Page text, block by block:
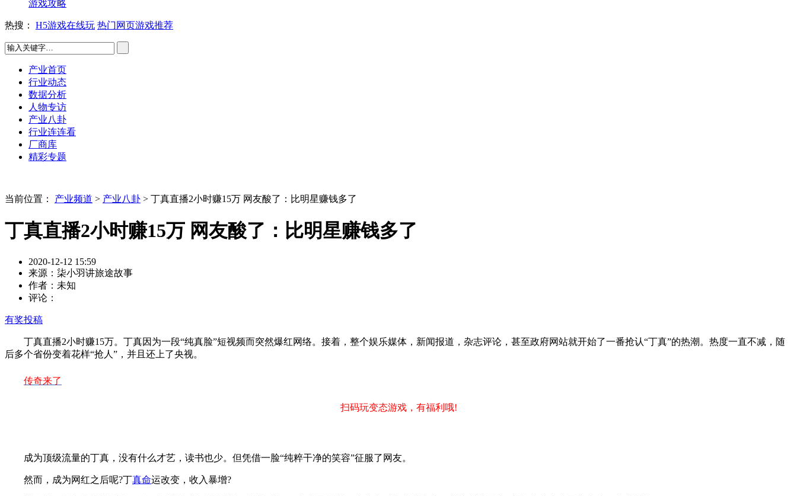
游戏攻略
热搜： H5游戏在线玩 热门网页游戏推荐
产业首页
行业动态
数据分析
人物专访
产业八卦
行业连连看
厂商库
精彩专题
当前位置： 产业频道 > 产业八卦 > 丁真直播2小时赚15万 网友酸了：比明星赚钱多了
丁真直播2小时赚15万 网友酸了：比明星赚钱多了
2020-12-12 15:59
来源：柒小羽讲旅途故事
作者：未知
评论：
有奖投稿
丁真直播2小时赚15万。丁真因为一段“纯真脸”短视频而突然爆红网络。接着，整个娱乐媒体，新闻报道，杂志评论，甚至政府网站就开始了一番抢认“丁真”的热潮。热度一直不减，随
后多个省份变着花样“抢人”，并且还上了央视。
传奇来了
扫码玩变态游戏，有福利哦!
成为顶级流量的丁真，没有什么才艺，读书也少。但凭借一脸“纯粹干净的笑容”征服了网友。
然而，成为网红之后呢?丁真命运改变，收入暴增?